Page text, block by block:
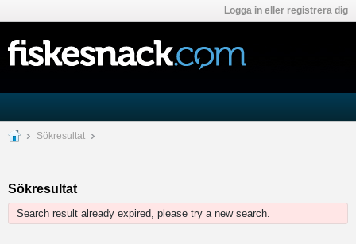
Logga in eller registrera dig
Sökresultat
Sökresultat
Search result already expired, please try a new search.